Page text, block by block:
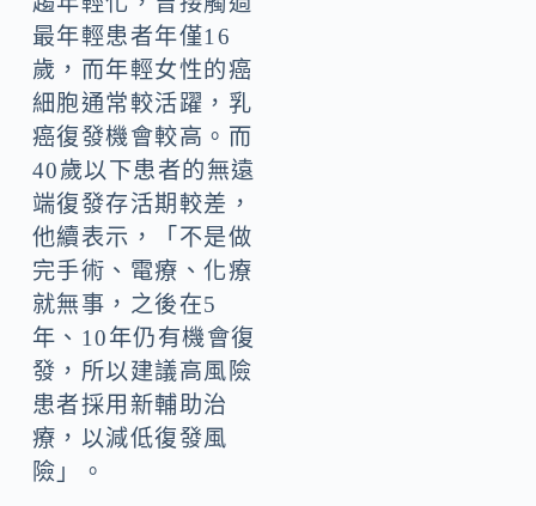
最年輕患者年僅16
歲，而年輕女性的癌
細胞通常較活躍，乳
癌復發機會較高。而
40歲以下患者的無遠
端復發存活期較差，
他續表示，「不是做
完手術、電療、化療
就無事，之後在5
年、10年仍有機會復
發，所以建議高風險
患者採用新輔助治
療，以減低復發風
險」。